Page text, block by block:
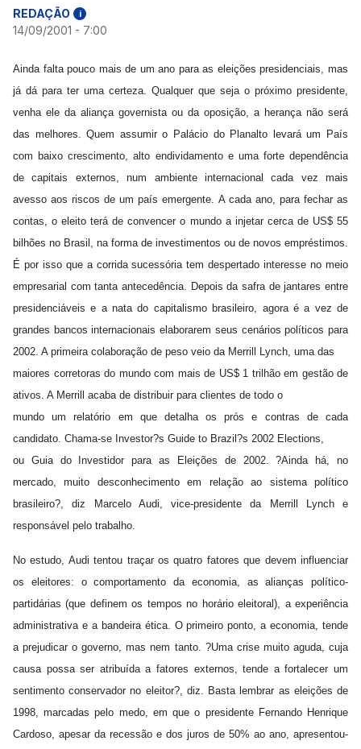
REDAÇÃO i
14/09/2001 - 7:00
Ainda falta pouco mais de um ano para as eleições presidenciais, mas
já dá para ter uma certeza. Qualquer que seja o próximo presidente,
venha ele da aliança governista ou da oposição, a herança não será
das melhores. Quem assumir o Palácio do Planalto levará um País
com baixo crescimento, alto endividamento e uma forte dependência
de capitais externos, num ambiente internacional cada vez mais
avesso aos riscos de um país emergente. A cada ano, para fechar as
contas, o eleito terá de convencer o mundo a injetar cerca de US$ 55
bilhões no Brasil, na forma de investimentos ou de novos empréstimos.
É por isso que a corrida sucessória tem despertado interesse no meio
empresarial com tanta antecedência. Depois da safra de jantares entre
presidenciáveis e a nata do capitalismo brasileiro, agora é a vez de
grandes bancos internacionais elaborarem seus cenários políticos para
2002. A primeira colaboração de peso veio da Merrill Lynch, uma das
maiores corretoras do mundo com mais de US$ 1 trilhão em gestão de
ativos. A Merrill acaba de distribuir para clientes de todo o
mundo um relatório em que detalha os prós e contras de cada
candidato. Chama-se Investor?s Guide to Brazil?s 2002 Elections,
ou Guia do Investidor para as Eleições de 2002. ?Ainda há, no
mercado, muito desconhecimento em relação ao sistema político
brasileiro?, diz Marcelo Audi, vice-presidente da Merrill Lynch e
responsável pelo trabalho.
No estudo, Audi tentou traçar os quatro fatores que devem influenciar
os eleitores: o comportamento da economia, as alianças político-
partidárias (que definem os tempos no horário eleitoral), a experiência
administrativa e a bandeira ética. O primeiro ponto, a economia, tende
a prejudicar o governo, mas nem tanto. ?Uma crise muito aguda, cuja
causa possa ser atribuída a fatores externos, tende a fortalecer um
sentimento conservador no eleitor?, diz. Basta lembrar as eleições de
1998, marcadas pelo medo, em que o presidente Fernando Henrique
Cardoso, apesar da recessão e dos juros de 50% ao ano, apresentou-